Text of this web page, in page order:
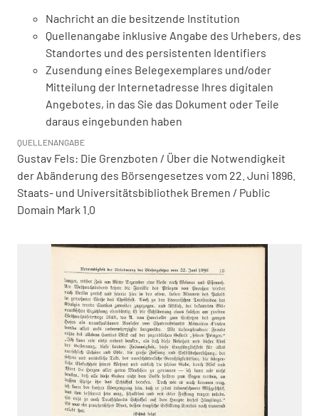
Nachricht an die besitzende Institution
Quellenangabe inklusive Angabe des Urhebers, des
Standortes und des persistenten Identifiers
Zusendung eines Belegexemplares und/oder
Mitteilung der Internetadresse Ihres digitalen
Angebotes, in das Sie das Dokument oder Teile
daraus eingebunden haben
QUELLENANGABE
Gustav Fels: Die Grenzboten / Über die Notwendigkeit
der Abänderung des Börsengesetzes vom 22. Juni 1896.
Staats- und Universitätsbibliothek Bremen / Public
Domain Mark 1.0